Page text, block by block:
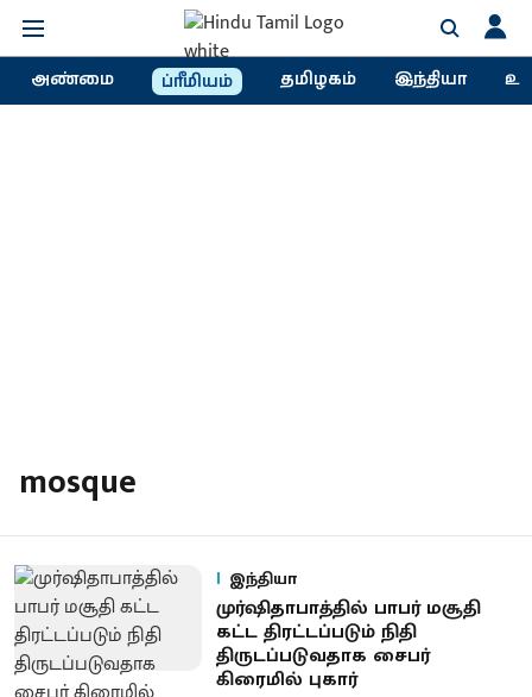
அண்மை ப்ரீமியம் தமிழகம் இந்தியா
mosque
இந்தியா
முர்ஷிதாபாத்தில் பாபர் மசூதி
கட்ட திரட்டப்படும் நிதி
திருடப்படுவதாக சைபர்
கிரைமில் புகார்